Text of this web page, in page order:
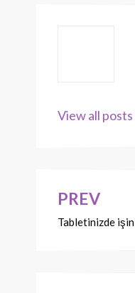
View all
Yazı
PREV
Tabletinizde